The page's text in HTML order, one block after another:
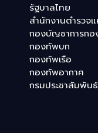
รัฐบาลไทย
สำนักงานตำรวจ
กองบัญชาการกอ
กองทัพบก
กองทัพเรือ
กองทัพอากาศ
กรมประชาสัมพันธ์